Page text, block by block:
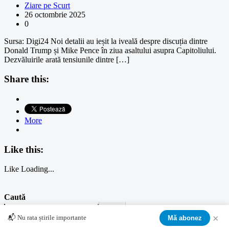
Ziare pe Scurt
26 octombrie 2025
0
Sursa: Digi24 Noi detalii au ieșit la iveală despre discuția dintre
Donald Trump și Mike Pence în ziua asaltului asupra Capitoliului.
Dezvăluirile arată tensiunile dintre […]
Share this:
More
Like this:
Like Loading...
Caută
📬 Nu rata știrile importante Mă abonez ×